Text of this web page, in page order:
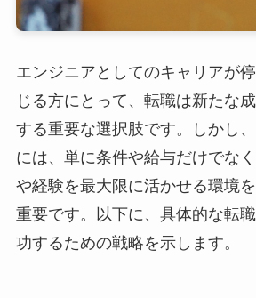
エンジニアとしてのキャリアが
じる方にとって、転職は新たな
する重要な選択肢です。しかし
には、単に条件や給与だけでな
や経験を最大限に活かせる環境
重要です。以下に、具体的な転
功するための戦略を示します。